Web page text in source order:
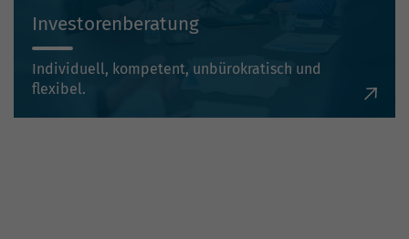
Investorenberatung
Individuell, kompetent, unbürokratisch und
flexibel.